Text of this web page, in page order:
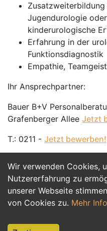
Wir verwenden Cookies,
Nutzererfahrung zu
unserer Webseite
von Cookies zu. Mehr
Jugendurologie
kinderurologische
Erfahrung in der
Funktionsdiagnostik
Empathie,
Ihr Ansprechpartner:
Bauer B+V
Grafenberger Allee Jetzt
T.: 0211 - Jetzt bewerben!
Jetzt